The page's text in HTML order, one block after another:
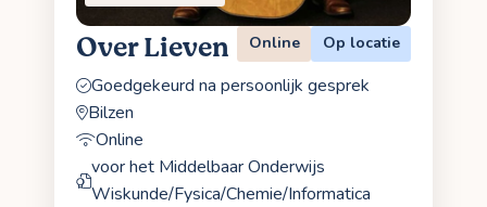
Over Lieven Online Op locatie
Goedgekeurd na persoonlijk gesprek
Bilzen
Online
voor het Middelbaar Onderwijs
Wiskunde/Fysica/Chemie/Informatica